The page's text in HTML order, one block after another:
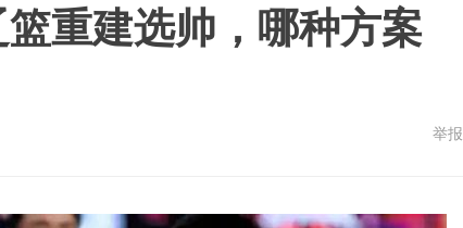
重建选帅，哪种方案
举报